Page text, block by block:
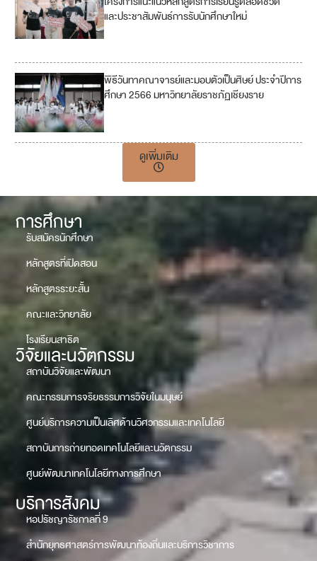
และประชาสัมพันธ์การรับนักศึกษาใหม่
พิธีวันทาคณาจารย์และมอบตัวเป็นศิษย์ ประจำปีการ
ศึกษา 2566 มหาวิทยาลัยราชภัฏเชียงราย
ดูเพิ่มเติม
การศึกษา
รับสมัครนักศึกษา
หลักสูตรที่เปิดสอน
หลักสูตรระยะสั้น
คณะและวิทยาลัย
โรงเรียนสาธิต
วิจัยและนวัตกรรม
สถาบันวิจัยและพัฒนา
คณะกรรมการจริยธรรมการวิจัยในมนุษย์
ศูนย์บริการความเป็นเลิศด้านวิศวกรรมและเทคโนโลยี
สถาบันการถ่ายทอดเทคโนโลยีและนวัตกรรม
ศูนย์พัฒนาเทคโนโลยีทางการศึกษา
บริการสังคม
หอปรัชญารัชกาลที่ 9
สำนักยุทธศาสตร์การพัฒนาท้องถิ่นและบริการวิชาการ